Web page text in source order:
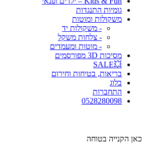
גומיות התנגדות
משקולות ומוטות
- משקולות יד
- צלחות משקל
- מוטות ומעמדים
מסיכות 3D מפורסמים
💥SALE
בריאות, בטיחות וחירום
בלוג
התחברות
0528280098
כאן הקנייה בטוחה